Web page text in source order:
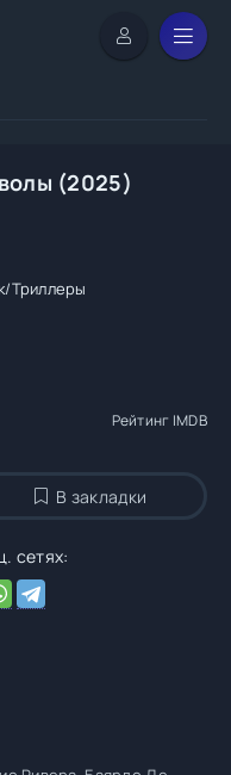
(2025)
/Триллеры
Рейтинг IMDB
В закладки
сетях: